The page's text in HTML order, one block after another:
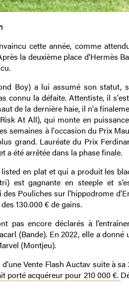
cette année, comme
la deuxième place d'Hermès
Boy) a lui assumé son statut,
connu la défaite. Attentiste, il
de la dernière haie, il n'a
At All), qui monte en
semaines à l'occasion du Prix
grand. Lauréate du Prix
a été arrêtée dans la phase finale.
en plat et qui a produit les
est gagnante en steeple et
des Pouliches sur l'hippodrome
130.000 € de gains.
pas encore déclarés à
(Bande). En 2022, elle a donné
(Montjeu).
Vente Flash Auctav suite à sa
porté acquéreur pour 210 000 €.